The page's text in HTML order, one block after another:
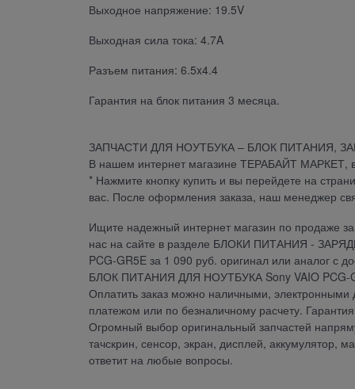
Выходное напряжение: 19.5V
Выходная сила тока: 4.7A
Разъем питания: 6.5x4.4
Гарантия на блок питания 3 месяца.
ЗАПЧАСТИ ДЛЯ НОУТБУКА – БЛОК ПИТАНИЯ,
В нашем интернет магазине ТЕРАБАЙТ МАРКЕТ,
* Нажмите кнопку купить и вы перейдете на
вас. После оформления заказа, наш менеджер
Ищите надежный интернет магазин по продаже
нас на сайте в разделе БЛОКИ ПИТАНИЯ -
PCG-GR5E за 1 090 руб. оригинал или аналог с
БЛОК ПИТАНИЯ ДЛЯ НОУТБУКА Sony VAIO PCG-
Оплатить заказ можно наличными, электронными
платежом или по безналичному расчету.
Огромный выбор оригинальный запчастей
тачскрин, сенсор, экран, дисплей, аккумулятор,
ответит на любые вопросы.